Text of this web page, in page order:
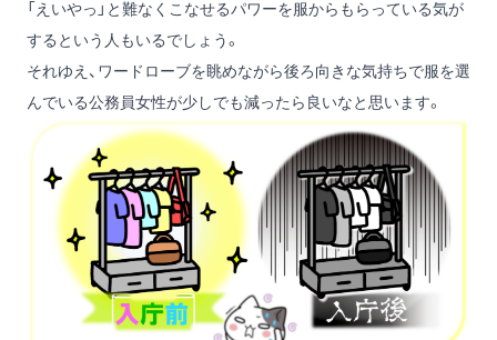
「えいやっ」と難なくこなせるパワーを服からもらっている気が
するという人もいるでしょう。
それゆえ、ワードローブを眺めながら後ろ向きな気持ちで服を選
んでいる公務員女性が少しでも減ったら良いなと思います。